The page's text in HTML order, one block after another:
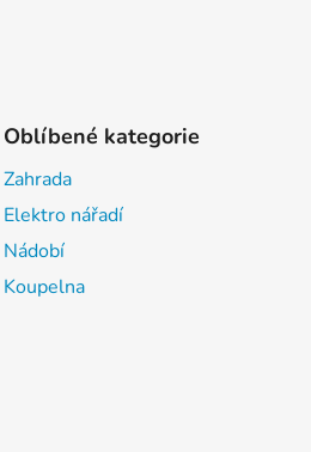
Oblíbené kategorie
Zahrada
Elektro nářadí
Nádobí
Koupelna